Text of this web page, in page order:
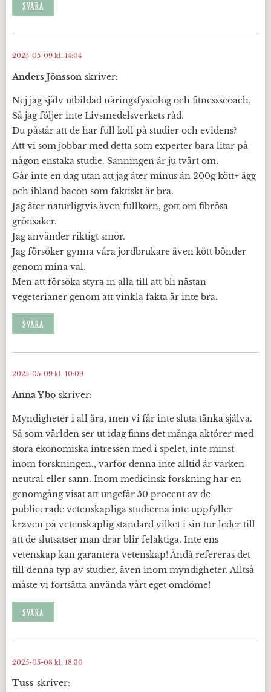
SVARA
Anders Jönsson skriver:
2025-05-09 kl. 14:04
Nej jag själv utbildad näringsfysiolog och fitnessscoach.
Så jag följer inte Livsmedelsverkets råd.
Du påstår att de har full koll på studier och evidens?
Att vi som jobbar med detta som experter bara litar på
någon enstaka studie. Sanningen är ju tvärt om.
Går inte en dag utan att jag äter minus än 200g kött+ ägg
och ibland bacon som faktiskt är bra.
Jag äter naturligtvis även fullkorn, gott om fibrösa
grönsaker.
Jag använder riktigt smör.
Jag försöker gynna våra jordbrukare även kött bönder
genom mina val.
Men att försöka styra in alla till att bli nästan
vegeterianer genom att vinkla fakta är inte bra.
SVARA
Anna Ybo skriver:
2025-05-09 kl. 10:09
Myndigheter i all ära, men vi får inte sluta tänka själva.
Så som världen ser ut idag finns det många aktörer med
stora ekonomiska intressen med i spelet, inte minst
inom forskningen., varför denna inte alltid är varken
neutral eller sann. Inom medicinsk forskning har en
genomgång visat att ungefär 50 procent av de
publicerade vetenskapliga studierna inte uppfyller
kraven på vetenskaplig standard vilket i sin tur leder till
att de slutsatser man drar blir felaktiga. Inte ens
vetenskap kan garantera vetenskap! Ändå refereras det
till denna typ av studier, även inom myndigheter. Alltså
måste vi fortsätta använda vårt eget omdöme!
SVARA
Tuss skriver:
2025-05-08 kl. 18:30